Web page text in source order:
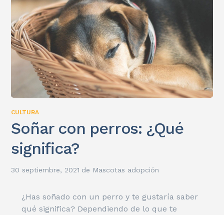
CULTURA
Soñar con perros: ¿Qué
significa?
30 septiembre, 2021 de Mascotas adopción
¿Has soñado con un perro y te gustaría saber
qué significa? Dependiendo de lo que te